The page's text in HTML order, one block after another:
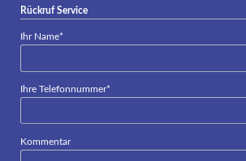
Rückruf Service
Pflichtfeld
Ihr Name*
Pflichtfeld
Ihre Telefonnummer*
Kommentar